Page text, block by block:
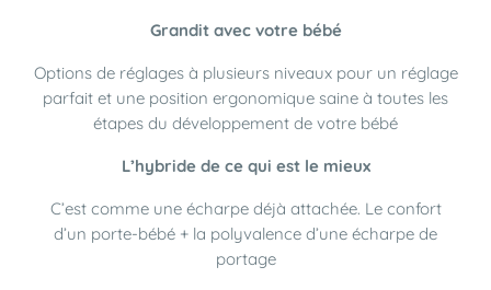
Grandit avec votre bébé
Options de réglages à plusieurs niveaux pour un réglage
parfait et une position ergonomique saine à toutes les
étapes du développement de votre bébé
L’hybride de ce qui est le mieux
C’est comme une écharpe déjà attachée. Le confort
d’un porte-bébé + la polyvalence d’une écharpe de
portage